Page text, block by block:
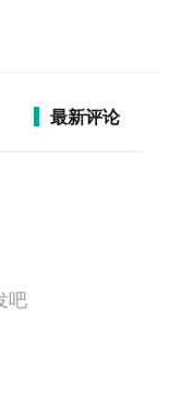
最新评论
吧